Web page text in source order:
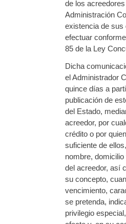
de los
Administración
existencia de sus
efectuar
85 de la Ley
Dicha
el Administrador
quince días a
publicación de
del Estado,
acreedor, por
crédito o por
suficiente de
nombre,
del acreedor, así
su concepto,
vencimiento,
se pretenda,
privilegio